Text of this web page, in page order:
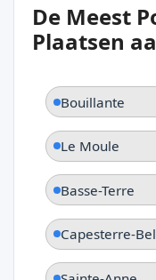
Petit
De Meest
Plaatsen
Bouillante
Le Moule
Basse-Terre
Capesterre-